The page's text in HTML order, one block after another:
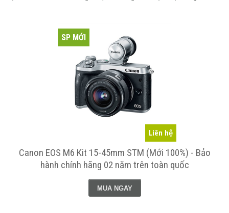
Liên hệ
SP MỚI
Canon EOS M6 Kit 15-45mm STM (Mới 100%) - Bảo
hành chính hãng 02 năm trên toàn quốc
MUA NGAY